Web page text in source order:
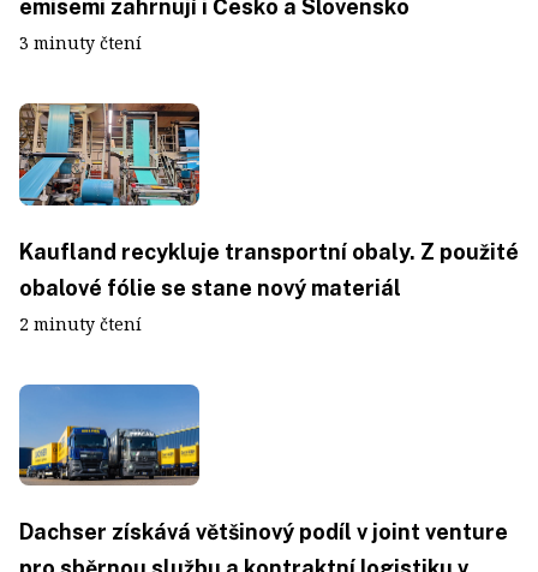
emisemi zahrnují i Česko a Slovensko
3 minuty čtení
Kaufland recykluje transportní obaly. Z použité
obalové fólie se stane nový materiál
2 minuty čtení
Dachser získává většinový podíl v joint venture